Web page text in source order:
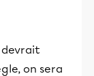
devrait
on sera